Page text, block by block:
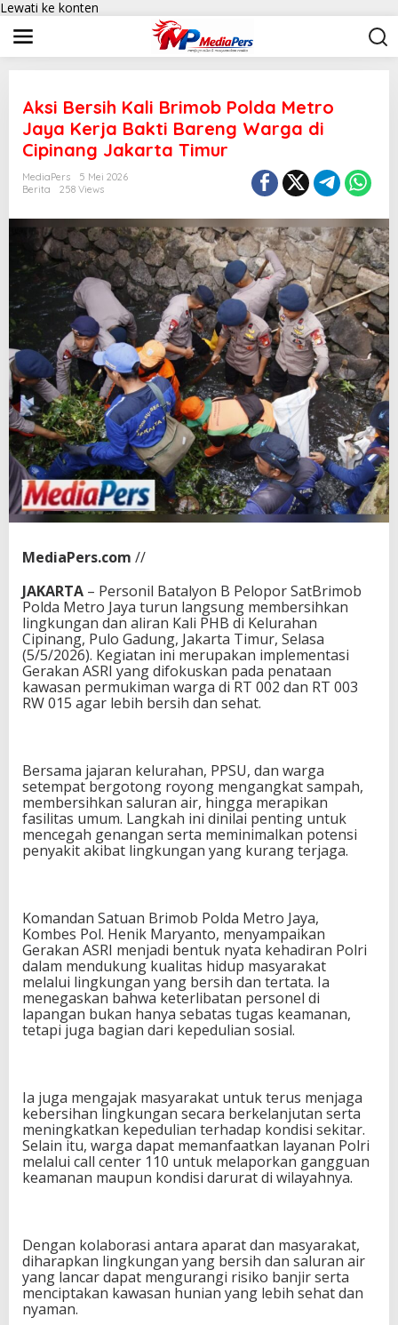
Lewati ke konten
Aksi Bersih Kali Brimob Polda Metro
Jaya Kerja Bakti Bareng Warga di
Cipinang Jakarta Timur
MediaPers
5 Mei 2026
Berita
258 Views
MediaPers.com //
JAKARTA – Personil Batalyon B Pelopor SatBrimob
Polda Metro Jaya turun langsung membersihkan
lingkungan dan aliran Kali PHB di Kelurahan
Cipinang, Pulo Gadung, Jakarta Timur, Selasa
(5/5/2026). Kegiatan ini merupakan implementasi
Gerakan ASRI yang difokuskan pada penataan
kawasan permukiman warga di RT 002 dan RT 003
RW 015 agar lebih bersih dan sehat.
Bersama jajaran kelurahan, PPSU, dan warga
setempat bergotong royong mengangkat sampah,
membersihkan saluran air, hingga merapikan
fasilitas umum. Langkah ini dinilai penting untuk
mencegah genangan serta meminimalkan potensi
penyakit akibat lingkungan yang kurang terjaga.
Komandan Satuan Brimob Polda Metro Jaya,
Kombes Pol. Henik Maryanto, menyampaikan
Gerakan ASRI menjadi bentuk nyata kehadiran Polri
dalam mendukung kualitas hidup masyarakat
melalui lingkungan yang bersih dan tertata. Ia
menegaskan bahwa keterlibatan personel di
lapangan bukan hanya sebatas tugas keamanan,
tetapi juga bagian dari kepedulian sosial.
Ia juga mengajak masyarakat untuk terus menjaga
kebersihan lingkungan secara berkelanjutan serta
meningkatkan kepedulian terhadap kondisi sekitar.
Selain itu, warga dapat memanfaatkan layanan Polri
melalui call center 110 untuk melaporkan gangguan
keamanan maupun kondisi darurat di wilayahnya.
Dengan kolaborasi antara aparat dan masyarakat,
diharapkan lingkungan yang bersih dan saluran air
yang lancar dapat mengurangi risiko banjir serta
menciptakan kawasan hunian yang lebih sehat dan
nyaman.